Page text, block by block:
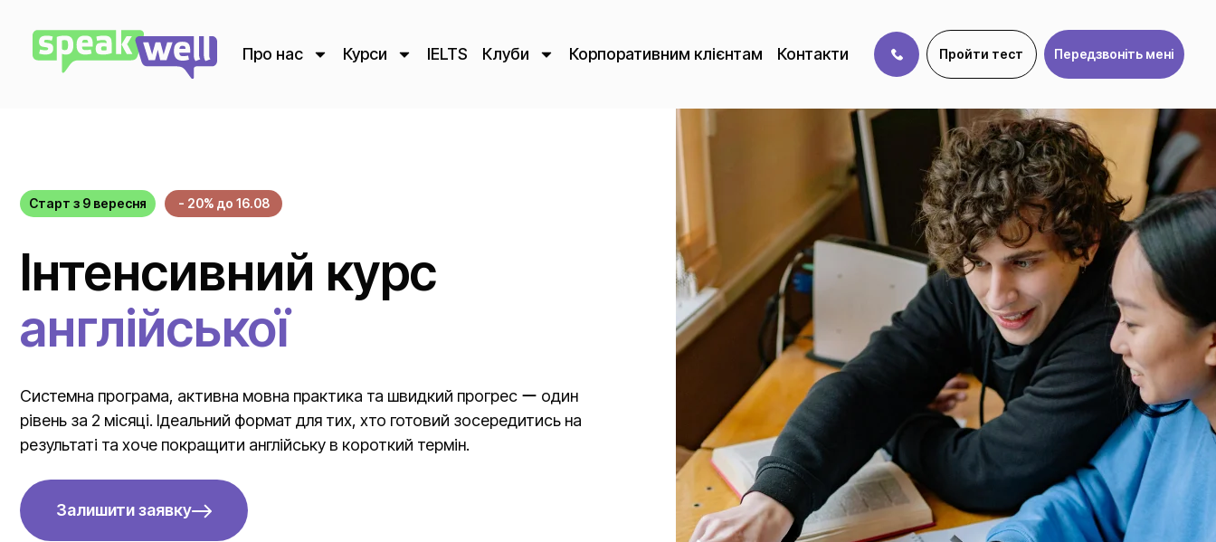
Про нас Курси IELTS Клуби Корпоративним клієнтам Контакти Пройти тест Передзвоніть мені
Старт з 9 вересня - 20% до 16.08
Інтенсивний курс
англійської
Системна програма, активна мовна практика та швидкий прогрес ー один
рівень за 2 місяці. Ідеальний формат для тих, хто готовий зосередитись на
результаті та хоче покращити англійську в короткий термін.
Залишити заявку